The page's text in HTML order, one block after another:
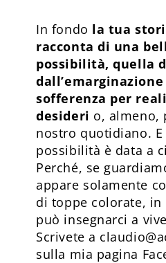
In fondo la tua
racconta di una
possibilità, quella
sofferenza per
desideri o, almeno,
nostro quotidiano. E
possibilità è data a
Perché, se
appare solamente
di toppe colorate, in
può insegnarci a
Scrivete a
sulla mia pagina